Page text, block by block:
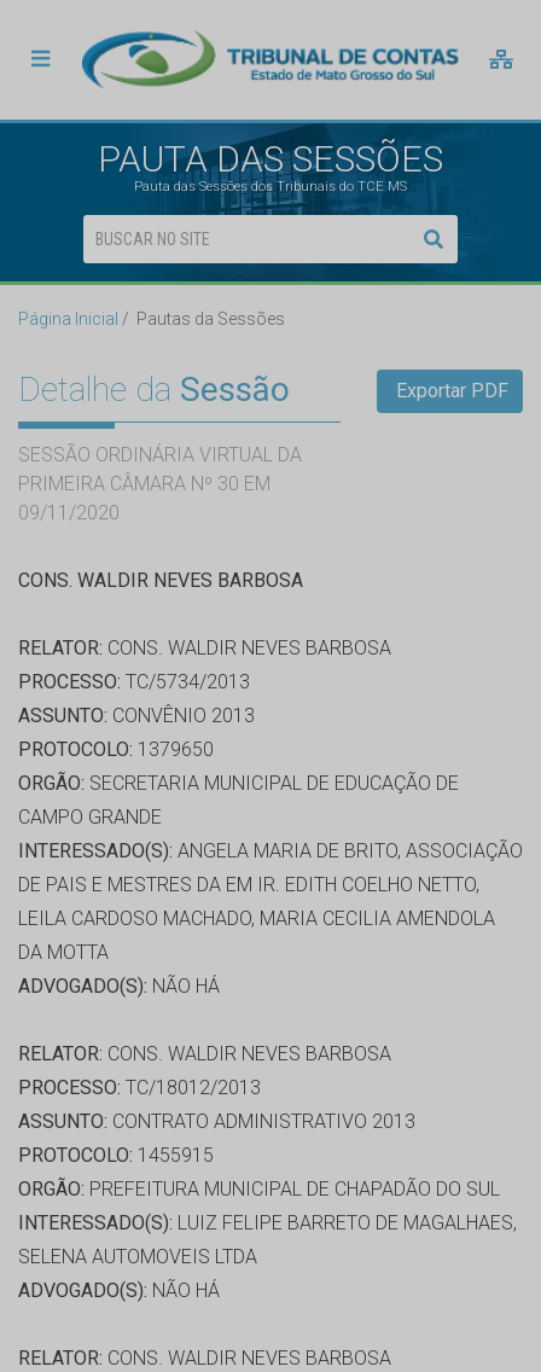
PAUTA DAS SESSÕES
Pauta das Sessões dos Tribunais do TCE MS
Página Inicial Pautas da Sessões
Detalhe da Sessão
SESSÃO ORDINÁRIA VIRTUAL DA
PRIMEIRA CÂMARA Nº 30 EM
09/11/2020
Exportar PDF
CONS. WALDIR NEVES BARBOSA
RELATOR: CONS. WALDIR NEVES BARBOSA
PROCESSO: TC/5734/2013
ASSUNTO: CONVÊNIO 2013
PROTOCOLO: 1379650
ORGÃO: SECRETARIA MUNICIPAL DE EDUCAÇÃO DE
CAMPO GRANDE
INTERESSADO(S): ANGELA MARIA DE BRITO, ASSOCIAÇÃO
DE PAIS E MESTRES DA EM IR. EDITH COELHO NETTO,
LEILA CARDOSO MACHADO, MARIA CECILIA AMENDOLA
DA MOTTA
ADVOGADO(S): NÃO HÁ
RELATOR: CONS. WALDIR NEVES BARBOSA
PROCESSO: TC/18012/2013
ASSUNTO: CONTRATO ADMINISTRATIVO 2013
PROTOCOLO: 1455915
ORGÃO: PREFEITURA MUNICIPAL DE CHAPADÃO DO SUL
INTERESSADO(S): LUIZ FELIPE BARRETO DE MAGALHAES,
SELENA AUTOMOVEIS LTDA
ADVOGADO(S): NÃO HÁ
RELATOR: CONS. WALDIR NEVES BARBOSA